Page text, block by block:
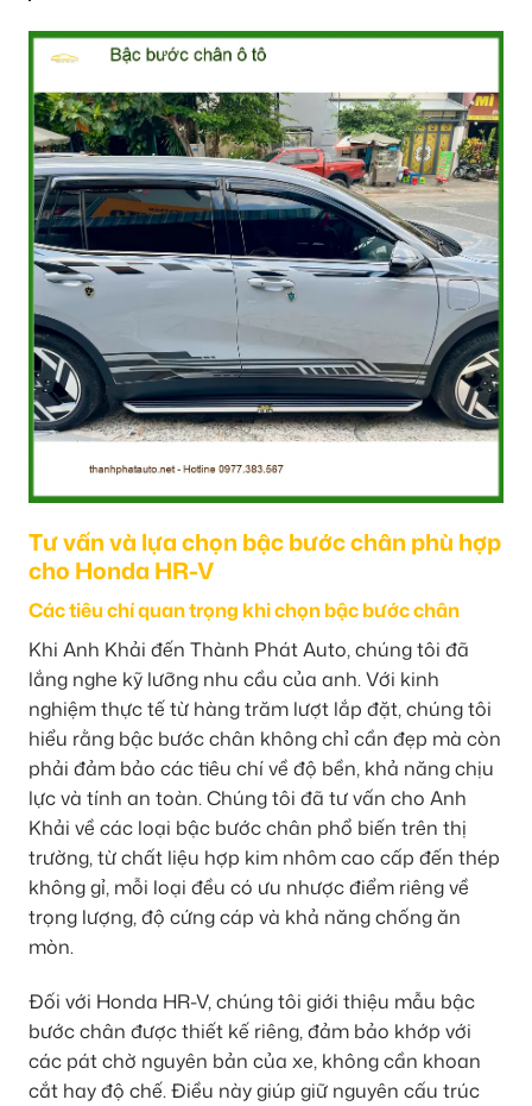
Tư vấn và lựa chọn bậc bước chân phù hợp
cho Honda HR-V
Các tiêu chí quan trọng khi chọn bậc bước chân
Khi Anh Khải đến Thành Phát Auto, chúng tôi đã
lắng nghe kỹ lưỡng nhu cầu của anh. Với kinh
nghiệm thực tế từ hàng trăm lượt lắp đặt, chúng tôi
hiểu rằng bậc bước chân không chỉ cần đẹp mà còn
phải đảm bảo các tiêu chí về độ bền, khả năng chịu
lực và tính an toàn. Chúng tôi đã tư vấn cho Anh
Khải về các loại bậc bước chân phổ biến trên thị
trường, từ chất liệu hợp kim nhôm cao cấp đến thép
không gỉ, mỗi loại đều có ưu nhược điểm riêng về
trọng lượng, độ cứng cáp và khả năng chống ăn
mòn.
Đối với Honda HR-V, chúng tôi giới thiệu mẫu bậc
bước chân được thiết kế riêng, đảm bảo khớp với
các pát chờ nguyên bản của xe, không cần khoan
cắt hay độ chế. Điều này giúp giữ nguyên cấu trúc